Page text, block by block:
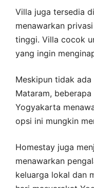
Villa juga tersedia
menawarkan
tinggi. Villa cocok
yang ingin
Meskipun tidak
Mataram,
Yogyakarta
opsi ini mungkin
Homestay juga
menawarkan
keluarga lokal dan